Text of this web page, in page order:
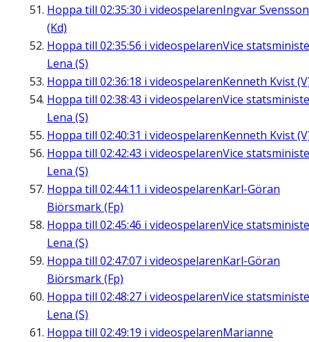
Hoppa till 02:35:30 i videospelarenIngvar Svensson
(Kd)
Hoppa till 02:35:56 i videospelarenVice
Lena (S)
Hoppa till 02:36:18 i videospelarenKenneth Kvist
Hoppa till 02:38:43 i videospelarenVice
Lena (S)
Hoppa till 02:40:31 i videospelarenKenneth Kvist
Hoppa till 02:42:43 i videospelarenVice
Lena (S)
Hoppa till 02:44:11 i videospelarenKarl-Göran
Biörsmark (Fp)
Hoppa till 02:45:46 i videospelarenVice
Lena (S)
Hoppa till 02:47:07 i videospelarenKarl-Göran
Biörsmark (Fp)
Hoppa till 02:48:27 i videospelarenVice
Lena (S)
Hoppa till 02:49:19 i videospelarenMarianne